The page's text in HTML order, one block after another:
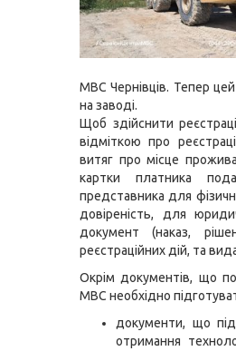
МВС Чернівців. Тепер
на заводі.
Щоб здійснити
відміткою про
витяг про місце
картки платника
представника для
довіреність, для
документ (наказ,
реєстраційних дій, та
Окрім документів, що
МВС необхідно
документи, що
отримання